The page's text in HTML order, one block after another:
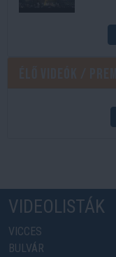
VIDEOLISTÁK
VICCES
BULVÁR